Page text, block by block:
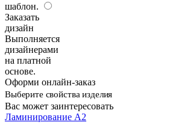
шаблон.
Заказать
дизайн
Выполняется
дизайнерами
на платной
основе.
Оформи онлайн-заказ
Выберите свойства изделия
Вас может заинтересовать
Ламинирование А2